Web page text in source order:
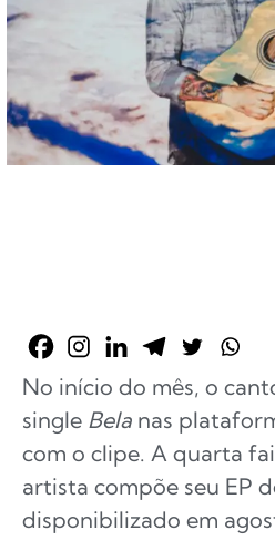
No início do mês, o
single Bela nas
com o clipe. A quarta
artista compõe seu EP
disponibilizado em